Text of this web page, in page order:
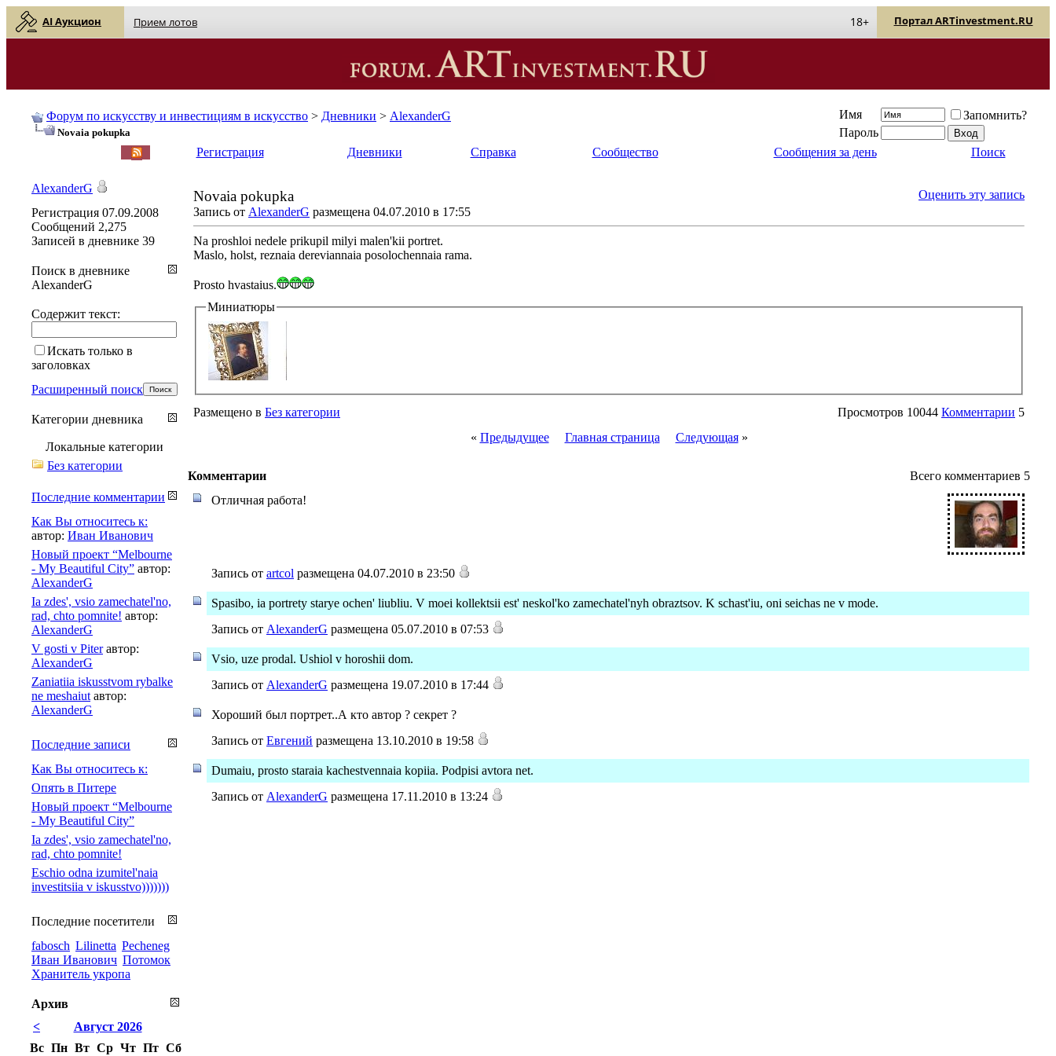
AI Аукцион Прием лотов Портал ARTinvestment.RU
18+
Форум по искусству и инвестициям в искусство > Дневники > AlexanderG
Novaia pokupka
Имя
Запомнить?
Пароль
Регистрация Дневники Справка Сообщество Сообщения за день Поиск
Оценить эту запись
Novaia pokupka
Запись от AlexanderG размещена 04.07.2010 в 17:55
Na proshloi nedele prikupil milyi malen'kii portret.
Maslo, holst, reznaia dereviannaia posolochennaia rama.
Prosto hvastaius.
Миниатюры
Размещено в Без категории Просмотров 10044 Комментарии 5
« Предыдущее Главная страница Следующая»
Всего комментариев 5
Комментарии
Отличная работа!
Запись от artcol размещена 04.07.2010 в 23:50
Spasibo, ia portrety starye ochen' liubliu. V moei kollektsii est' neskol'ko zamechatel'nyh obraztsov. K schast'iu, oni seichas ne v mode.
Запись от AlexanderG размещена 05.07.2010 в 07:53
Vsio, uze prodal. Ushiol v horoshii dom.
Запись от AlexanderG размещена 19.07.2010 в 17:44
Хороший был портрет..А кто автор ? секрет ?
Запись от Евгений размещена 13.10.2010 в 19:58
Dumaiu, prosto staraia kachestvennaia kopiia. Podpisi avtora net.
Запись от AlexanderG размещена 17.11.2010 в 13:24
AlexanderG
Регистрация 07.09.2008
Сообщений 2,275
Записей в дневнике 39
Поиск в дневнике
AlexanderG
Содержит текст:
Искать только в
заголовках
Расширенный поиск
Категории дневника
Локальные категории
Без категории
Последние комментарии
Как Вы относитесь к:
автор: Иван Иванович
Новый проект “Melbourne
- My Beautiful City” автор:
AlexanderG
Ia zdes', vsio zamechatel'no,
rad, chto pomnite! автор:
AlexanderG
V gosti v Piter автор:
AlexanderG
Zaniatiia iskusstvom rybalke
ne meshaiut автор:
AlexanderG
Последние записи
Как Вы относитесь к:
Опять в Питере
Новый проект “Melbourne
- My Beautiful City”
Ia zdes', vsio zamechatel'no,
rad, chto pomnite!
Eschio odna izumitel'naia
investitsiia v iskusstvo)))))))
Последние посетители
fabosch Lilinetta Pecheneg
Иван Иванович Потомок
Хранитель укропа
Архив
<
Август 2026
Вс Пн Вт Ср Чт Пт Сб